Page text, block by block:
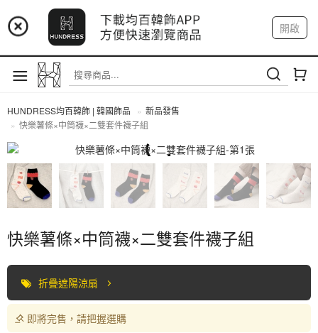
📢 市集預告：9/4-9/6 淡水捷運站
📢 市集預告：9/12-9/13 八里海巡基地
📢 市集預告：8/22-8/23 桃園青埔置地廣場
開啟
註冊 我的帳戶
HUNDRESS均百韓飾 | 韓國飾品
新品發售
快樂薯條×中筒襪×二雙套件襪子組
全部商品
快樂薯條×中筒襪×二雙套件襪子組
折疊遮陽涼扇
即將完售，請把握選購